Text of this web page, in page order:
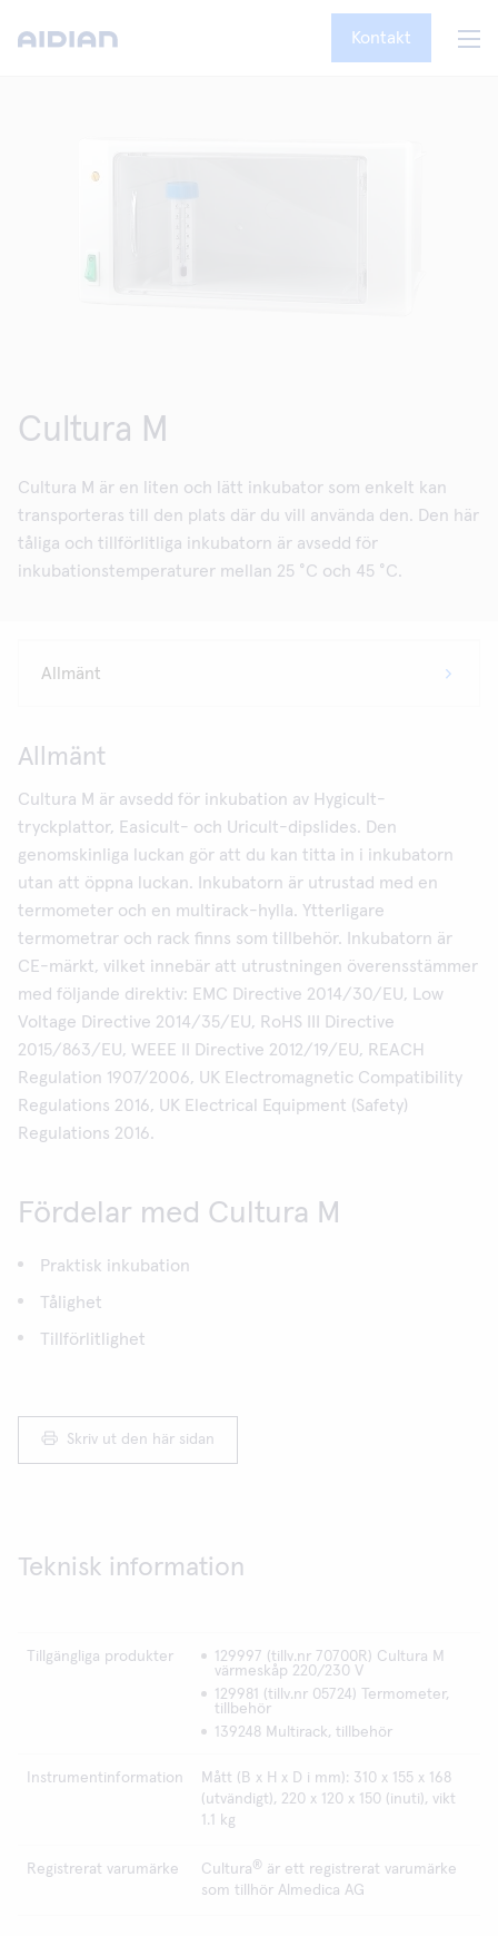
Kontakt
Cultura M
Cultura M är en liten och lätt inkubator som enkelt kan
transporteras till den plats där du vill använda den. Den här
tåliga och tillförlitliga inkubatorn är avsedd för
inkubationstemperaturer mellan 25 °C och 45 °C.
Allmänt
Cultura M är avsedd för inkubation av Hygicult-
tryckplattor, Easicult- och Uricult-dipslides. Den
genomskinliga luckan gör att du kan titta in i inkubatorn
utan att öppna luckan. Inkubatorn är utrustad med en
termometer och en multirack-hylla. Ytterligare
termometrar och rack finns som tillbehör. Inkubatorn är
CE-märkt, vilket innebär att utrustningen överensstämmer
med följande direktiv: EMC Directive 2014/30/EU, Low
Voltage Directive 2014/35/EU, RoHS III Directive
2015/863/EU, WEEE II Directive 2012/19/EU, REACH
Regulation 1907/2006, UK Electromagnetic Compatibility
Regulations 2016, UK Electrical Equipment (Safety)
Regulations 2016.
Fördelar med Cultura M
Praktisk inkubation
Tålighet
Tillförlitlighet
Skriv ut den här sidan
Teknisk information
Tillgängliga produkter
129997 (tillv.nr 70700R) Cultura M
värmeskåp 220/230 V
129981 (tillv.nr 05724) Termometer,
tillbehör
139248 Multirack, tillbehör
Instrumentinformation
Mått (B x H x D i mm): 310 x 155 x 168
(utvändigt), 220 x 120 x 150 (inuti), vikt
1.1 kg
Registrerat varumärke Cultura ® är ett registrerat varumärke
som tillhör Almedica AG